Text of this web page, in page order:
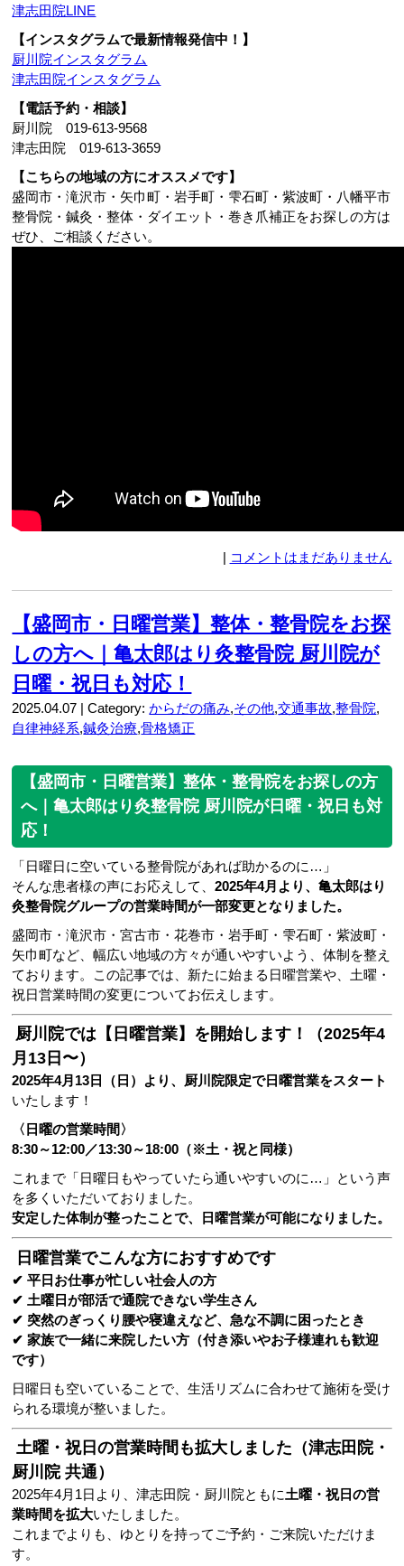
津志田院LINE
【インスタグラムで最新情報発信中！】
厨川院インスタグラム
津志田院インスタグラム
【電話予約・相談】
厨川院 019-613-9568
津志田院 019-613-3659
【こちらの地域の方にオススメです】
盛岡市・滝沢市・矢巾町・岩手町・雫石町・紫波町・八幡平市
整骨院・鍼灸・整体・ダイエット・巻き爪補正をお探しの方は
ぜひ、ご相談ください。
| コメントはまだありません
【盛岡市・日曜営業】整体・整骨院をお探
しの方へ｜亀太郎はり灸整骨院 厨川院が
日曜・祝日も対応！
2025.04.07 | Category:からだの痛み,その他,交通事故,整骨院,
自律神経系,鍼灸治療,骨格矯正
【盛岡市・日曜営業】整体・整骨院をお探しの方
へ｜亀太郎はり灸整骨院 厨川院が日曜・祝日も対
応！
「日曜日に空いている整骨院があれば助かるのに…」
そんな患者様の声にお応えして、2025年4月より、亀太郎はり
灸整骨院グループの営業時間が一部変更となりました。
盛岡市・滝沢市・宮古市・花巻市・岩手町・雫石町・紫波町・
矢巾町など、幅広い地域の方々が通いやすいよう、体制を整え
ております。この記事では、新たに始まる日曜営業や、土曜・
祝日営業時間の変更についてお伝えします。
厨川院では【日曜営業】を開始します！（2025年4
月13日〜）
2025年4月13日（日）より、厨川院限定で日曜営業をスタート
いたします！
〈日曜の営業時間〉
8:30～12:00／13:30～18:00（※土・祝と同様）
これまで「日曜日もやっていたら通いやすいのに…」という声
を多くいただいておりました。
安定した体制が整ったことで、日曜営業が可能になりました。
日曜営業でこんな方におすすめです
✔ 平日お仕事が忙しい社会人の方
✔ 土曜日が部活で通院できない学生さん
✔ 突然のぎっくり腰や寝違えなど、急な不調に困ったとき
✔ 家族で一緒に来院したい方（付き添いやお子様連れも歓迎
です）
日曜日も空いていることで、生活リズムに合わせて施術を受け
られる環境が整いました。
土曜・祝日の営業時間も拡大しました（津志田院・
厨川院 共通）
2025年4月1日より、津志田院・厨川院ともに土曜・祝日の営
業時間を拡大いたしました。
これまでよりも、ゆとりを持ってご予約・ご来院いただけま
す。